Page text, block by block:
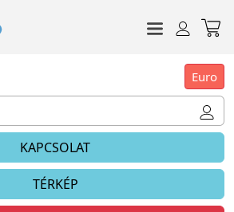
Euro
KAPCSOLAT
TÉRKÉP